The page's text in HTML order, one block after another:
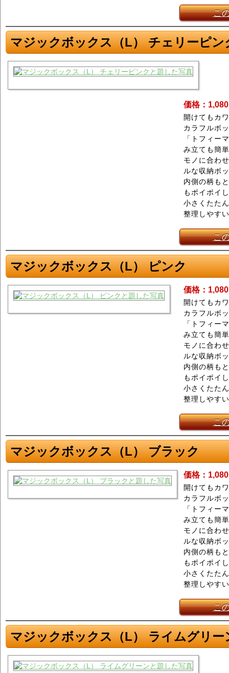
こ
マジックボックス（L） チェリーピン
価格：
開けてもカ
カラフルボ
「トフィー
み立ても簡
モノに合わ
ルな収納ボ
内側の柄も
もポイポイ
小さくたた
整理しやす
こ
マジックボックス（L） ピンク
価格：
開けてもカ
カラフルボ
「トフィー
み立ても簡
モノに合わ
ルな収納ボ
内側の柄も
もポイポイ
小さくたた
整理しやす
こ
マジックボックス（L） ブラック
価格：
開けてもカ
カラフルボ
「トフィー
み立ても簡
モノに合わ
ルな収納ボ
内側の柄も
もポイポイ
小さくたた
整理しやす
こ
マジックボックス（L） ライムグリー